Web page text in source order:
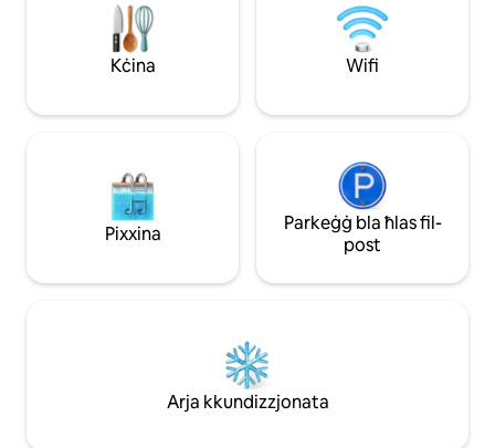
Kul "Chez Diop"
xemx. Dejta tas-
ħin ta' taħdit,
Kċina Wifi
Pixxina
Parkeġġ bla ħlas fil-
post
Arja kkundizzjonata